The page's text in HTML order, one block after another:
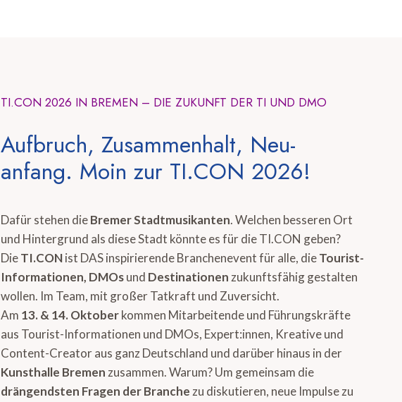
TI.CON 2026 IN BREMEN – DIE ZUKUNFT DER TI UND DMO
Aufbruch, Zusammenhalt, Neu-
anfang. Moin zur TI.CON 2026!
Dafür stehen dieBremer Stadtmusikanten. Welchen besseren Ort
und Hintergrund als diese Stadt könnte es für die TI.CON geben?
DieTI.CONist DAS inspirierende Branchenevent für alle, dieTourist-
Informationen, DMOsund Destinationen zukunftsfähig gestalten
wollen. Im Team, mit großer Tatkraft und Zuversicht.
Am 13. & 14. Oktoberkommen Mitarbeitende und Führungskräfte
aus Tourist-Informationen und DMOs, Expert:innen, Kreative und
Content-Creator aus ganz Deutschland und darüber hinaus in der
Kunsthalle Bremen zusammen. Warum? Um gemeinsam die
drängendsten Fragen der Branche zu diskutieren, neue Impulse zu